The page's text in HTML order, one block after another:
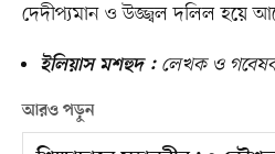
দেদীপ্যমান ও উজ্জ্বল দলিল হয়ে
ইলিয়াস মশহুদ :লেখক ও
আরও পড়ুন